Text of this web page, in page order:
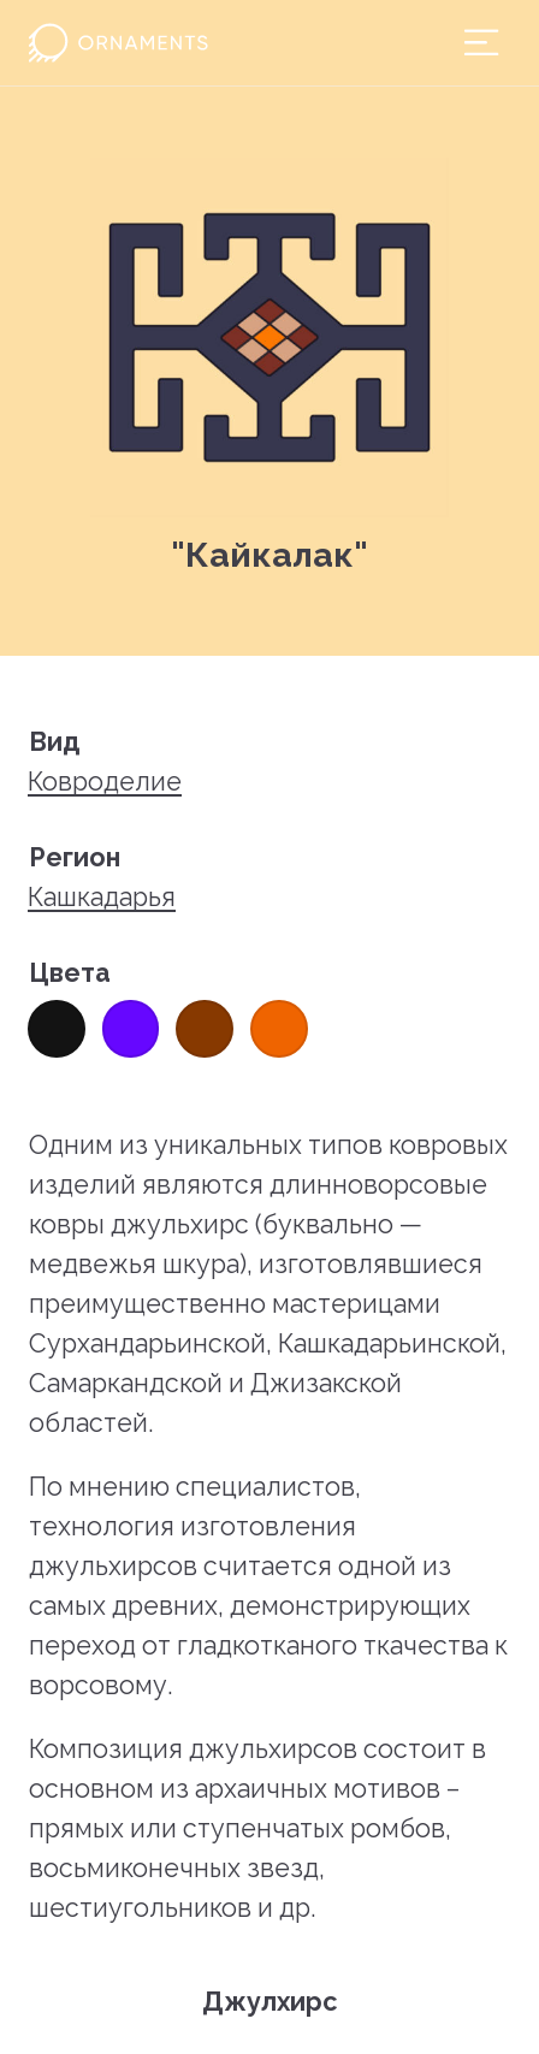
"Кайкалак"
Вид
Ковроделие
Регион
Кашкадарья
Цвета
Одним из уникальных типов ковровых
изделий являются длинноворсовые
ковры джульхирс (буквально —
медвежья шкура), изготовлявшиеся
преимущественно мастерицами
Сурхандарьинской, Кашкадарьинской,
Самаркандской и Джизакской
областей.
По мнению специалистов,
технология изготовления
джульхирсов считается одной из
самых древних, демонстрирующих
переход от гладкотканого ткачества к
ворсовому.
Композиция джульхирсов состоит в
основном из архаичных мотивов –
прямых или ступенчатых ромбов,
восьмиконечных звезд,
шестиугольников и др.
Джулхирс